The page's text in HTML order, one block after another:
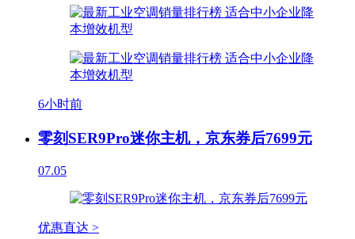
6小时前
零刻SER9Pro迷你主机，京东券后7699元
07.05
优惠直达 >